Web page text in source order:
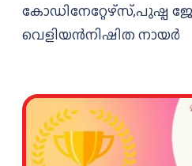
കോഡിനേറ്റേഴ്സ്,പുഷ്പ
വെളിയൻനിഷിത നായർ